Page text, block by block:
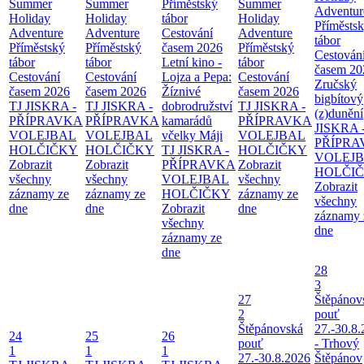
Summer
Holiday
Adventure
Příměstský
tábor
Cestování
časem 2026
TJ JISKRA -
PŘÍPRAVKA
VOLEJBAL
HOLČIČKY
Zobrazit
všechny
záznamy ze
dne
Summer
Holiday
Adventure
Příměstský
tábor
Cestování
časem 2026
TJ JISKRA -
PŘÍPRAVKA
VOLEJBAL
HOLČIČKY
Zobrazit
všechny
záznamy ze
dne
Příměstský
tábor
Cestování
časem 2026
Letní kino -
Lojza a Pepa:
Žíznivé
dobrodružství
kamarádů
včelky Máji
TJ JISKRA -
PŘÍPRAVKA
VOLEJBAL
HOLČIČKY
Zobrazit
všechny
záznamy ze
dne
Summer
Holiday
Adventure
Příměstský
tábor
Cestování
časem 2026
TJ JISKRA -
PŘÍPRAVKA
VOLEJBAL
HOLČIČKY
Zobrazit
všechny
záznamy ze
dne
tábor
časem
Zručský
bigbítový
(z)dunění
JISKRA
Zobrazit
všechny
záznamy
dne
24
1
25
1
26
1
27
2
Štěpánovská
pouť
27.-30.8.2026
28
3
pouť
27.-
- Trhový
Štěpánov